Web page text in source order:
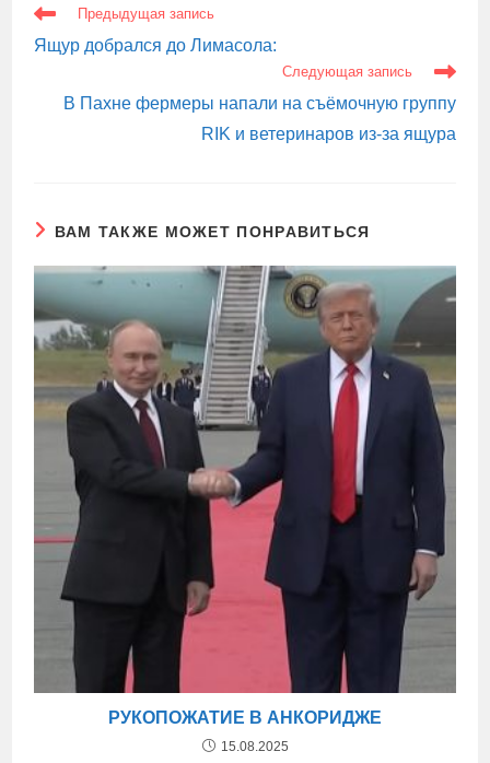
ЕЩЕ
СТАТЬИ
Предыдущая запись
Ящур добрался до Лимасола:
Следующая запись
В Пахне фермеры напали на съёмочную группу
RIK и ветеринаров из-за ящура
ВАМ ТАКЖЕ МОЖЕТ ПОНРАВИТЬСЯ
РУКОПОЖАТИЕ В АНКОРИДЖЕ
15.08.2025